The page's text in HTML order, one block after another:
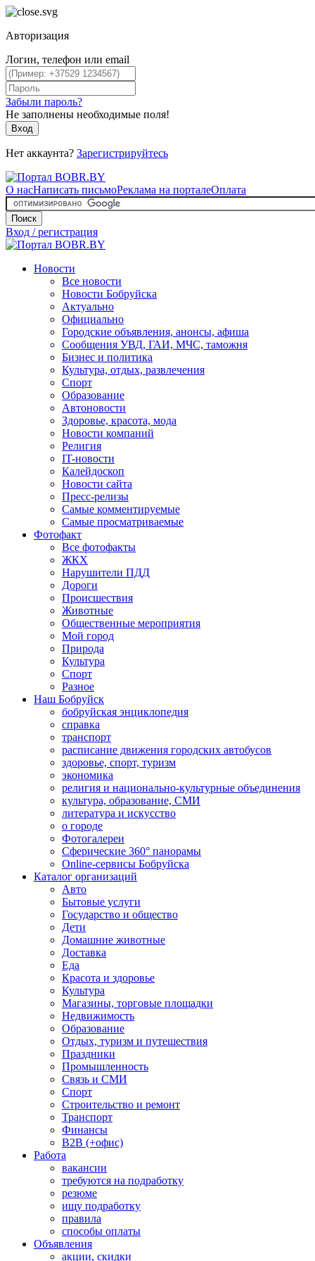
Авторизация
Логин, телефон или email
Забыли пароль?
Не заполнены необходимые поля!
Вход
Нет аккаунта? Зарегистрируйтесь
О насНаписать письмоРеклама на порталеОплата
Поиск
Вход / регистрация
Новости
Все новости
Новости Бобруйска
Актуально
Официально
Городские объявления, анонсы, афиша
Сообщения УВД, ГАИ, МЧС, таможня
Бизнес и политика
Культура, отдых, развлечения
Спорт
Образование
Автоновости
Здоровье, красота, мода
Новости компаний
Религия
IT-новости
Калейдоскоп
Новости сайта
Пресс-релизы
Самые комментируемые
Самые просматриваемые
Фотофакт
Все фотофакты
ЖКХ
Нарушители ПДД
Дороги
Происшествия
Животные
Общественные мероприятия
Мой город
Природа
Культура
Спорт
Разное
Наш Бобруйск
бобруйская энциклопедия
справка
транспорт
расписание движения городских автобусов
здоровье, спорт, туризм
экономика
религия и национально-культурные объединения
культура, образование, СМИ
литература и искусство
о городе
Фотогалереи
Сферические 360° панорамы
Online-сервисы Бобруйска
Каталог организаций
Авто
Бытовые услуги
Государство и общество
Дети
Домашние животные
Доставка
Еда
Красота и здоровье
Культура
Магазины, торговые площадки
Недвижимость
Образование
Отдых, туризм и путешествия
Праздники
Промышленность
Связь и СМИ
Спорт
Строительство и ремонт
Транспорт
Финансы
B2B (+офис)
Работа
вакансии
требуются на подработку
резюме
ищу подработку
правила
способы оплаты
Объявления
акции, скидки